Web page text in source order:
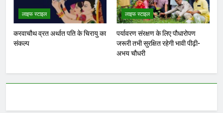
लाइफ स्टाइल
करवाचौथ व्रत अर्थात पति के चिरायु का
संकल्प
लाइफ स्टाइल
पर्यावरण संरक्षण के लिए पौधारोपण
जरूरी तभी सुरक्षित रहेगी भावी पीढ़ी-
अभय चौधरी